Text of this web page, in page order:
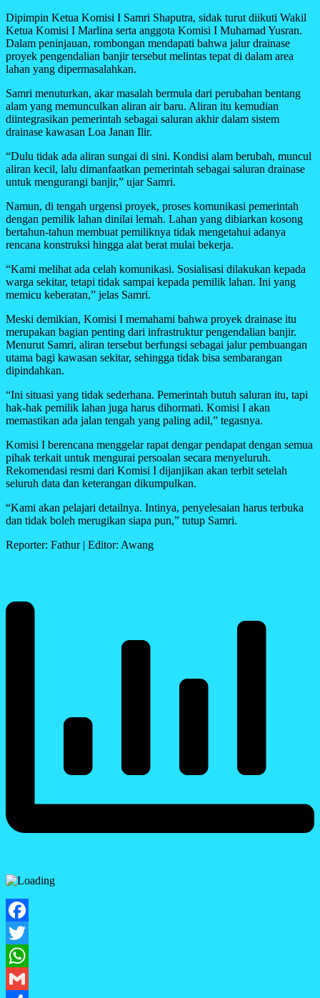
Dipimpin Ketua Komisi I Samri Shaputra, sidak turut diikuti Wakil
Ketua Komisi I Marlina serta anggota Komisi I Muhamad Yusran.
Dalam peninjauan, rombongan mendapati bahwa jalur drainase
proyek pengendalian banjir tersebut melintas tepat di dalam area
lahan yang dipermasalahkan.
Samri menuturkan, akar masalah bermula dari perubahan bentang
alam yang memunculkan aliran air baru. Aliran itu kemudian
diintegrasikan pemerintah sebagai saluran akhir dalam sistem
drainase kawasan Loa Janan Ilir.
“Dulu tidak ada aliran sungai di sini. Kondisi alam berubah, muncul
aliran kecil, lalu dimanfaatkan pemerintah sebagai saluran drainase
untuk mengurangi banjir,” ujar Samri.
Namun, di tengah urgensi proyek, proses komunikasi pemerintah
dengan pemilik lahan dinilai lemah. Lahan yang dibiarkan kosong
bertahun-tahun membuat pemiliknya tidak mengetahui adanya
rencana konstruksi hingga alat berat mulai bekerja.
“Kami melihat ada celah komunikasi. Sosialisasi dilakukan kepada
warga sekitar, tetapi tidak sampai kepada pemilik lahan. Ini yang
memicu keberatan,” jelas Samri.
Meski demikian, Komisi I memahami bahwa proyek drainase itu
merupakan bagian penting dari infrastruktur pengendalian banjir.
Menurut Samri, aliran tersebut berfungsi sebagai jalur pembuangan
utama bagi kawasan sekitar, sehingga tidak bisa sembarangan
dipindahkan.
“Ini situasi yang tidak sederhana. Pemerintah butuh saluran itu, tapi
hak-hak pemilik lahan juga harus dihormati. Komisi I akan
memastikan ada jalan tengah yang paling adil,” tegasnya.
Komisi I berencana menggelar rapat dengar pendapat dengan semua
pihak terkait untuk mengurai persoalan secara menyeluruh.
Rekomendasi resmi dari Komisi I dijanjikan akan terbit setelah
seluruh data dan keterangan dikumpulkan.
“Kami akan pelajari detailnya. Intinya, penyelesaian harus terbuka
dan tidak boleh merugikan siapa pun,” tutup Samri.
Reporter: Fathur | Editor: Awang
Facebook
Twitter
WhatsApp